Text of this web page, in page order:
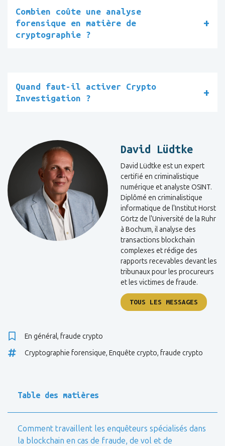
Combien coûte une analyse
forensique en matière de
cryptographie ?
Quand faut-il activer Crypto
Investigation ?
David Lüdtke
David Lüdtke est un expert
certifié en criminalistique
numérique et analyste OSINT.
Diplômé en criminalistique
informatique de l'Institut Horst
Görtz de l'Université de la Ruhr
à Bochum, il analyse des
transactions blockchain
complexes et rédige des
rapports recevables devant les
tribunaux pour les procureurs
et les victimes de fraude.
TOUS LES MESSAGES
En général, fraude crypto
Cryptographie forensique, Enquête crypto, fraude crypto
Table des matières
Comment travaillent les enquêteurs spécialisés dans
la blockchain en cas de fraude, de vol et de